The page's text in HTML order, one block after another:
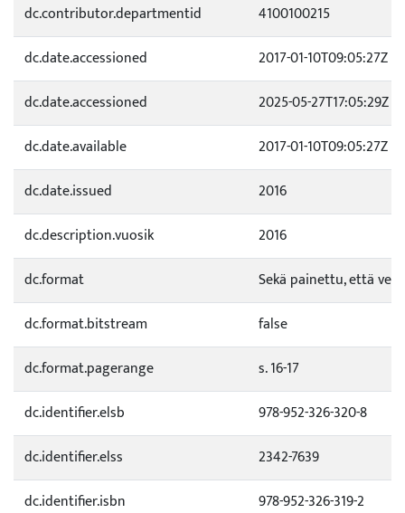
dc.contributor.departmentid
4100100215
dc.date.accessioned
2017-01-10T09:05:27Z
dc.date.accessioned
2025-05-27T17:05:29Z
dc.date.available
2017-01-10T09:05:27Z
dc.date.issued
2016
dc.description.vuosik
2016
dc.format
Sekä painettu, että
dc.format.bitstream
false
dc.format.pagerange
s. 16-17
dc.identifier.elsb
978-952-326-320-8
dc.identifier.elss
2342-7639
dc.identifier.isbn
978-952-326-319-2